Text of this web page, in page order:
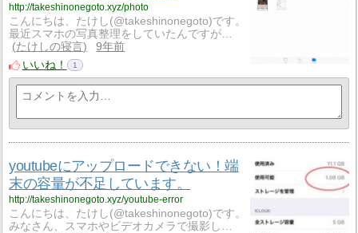
http://takeshinonegoto.xyz/photo
こんにちは、たけし(@takeshinonegoto)です。
最近スマホの写真整理をしていたんですが…
たけしの寝言
9年前
いいね！
1
youtubeにアップロードできない！端
末の容量が不足しています。
http://takeshinonegoto.xyz/youtube-error
こんにちは、たけし(@takeshinonegoto)です。
みなさん、スマホやビデオカメラで撮影し…